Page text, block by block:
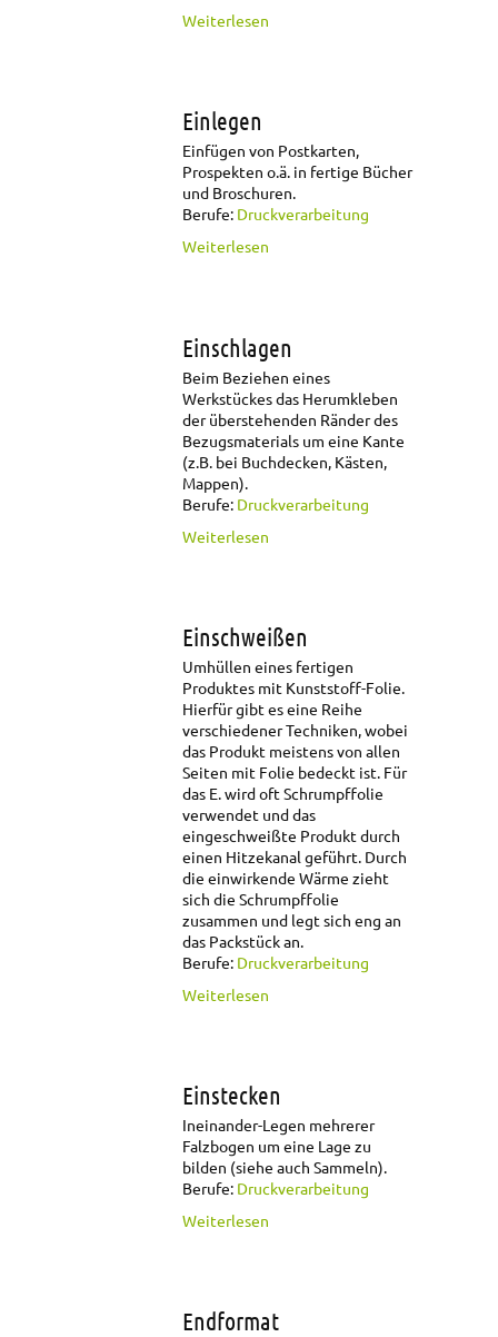
Weiterlesen
Einlegen
Einfügen von Postkarten,
Prospekten o.ä. in fertige Bücher
und Broschuren.
Berufe: Druckverarbeitung
Weiterlesen
Einschlagen
Beim Beziehen eines
Werkstückes das Herumkleben
der überstehenden Ränder des
Bezugsmaterials um eine Kante
(z.B. bei Buchdecken, Kästen,
Mappen).
Berufe: Druckverarbeitung
Weiterlesen
Einschweißen
Umhüllen eines fertigen
Produktes mit Kunststoff-Folie.
Hierfür gibt es eine Reihe
verschiedener Techniken, wobei
das Produkt meistens von allen
Seiten mit Folie bedeckt ist. Für
das E. wird oft Schrumpffolie
verwendet und das
eingeschweißte Produkt durch
einen Hitzekanal geführt. Durch
die einwirkende Wärme zieht
sich die Schrumpffolie
zusammen und legt sich eng an
das Packstück an.
Berufe: Druckverarbeitung
Weiterlesen
Einstecken
Ineinander-Legen mehrerer
Falzbogen um eine Lage zu
bilden (siehe auch Sammeln).
Berufe: Druckverarbeitung
Weiterlesen
Endformat